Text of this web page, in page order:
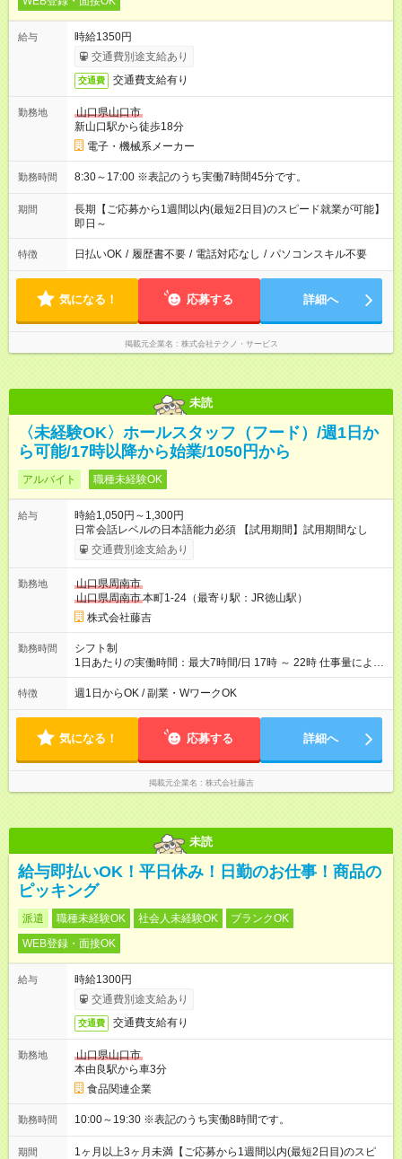
給与
時給1350円
交通費別途支給あり
交通費 交通費支給有り
勤務地
山口県山口市
新山口駅から徒歩18分
電子・機械系メーカー
勤務時間 8:30～17:00 ※表記のうち実働7時間45分です。
期間
長期【ご応募から1週間以内(最短2日目)のスピード就業が可能】
即日～
特徴 日払いOK / 履歴書不要 / 電話対応なし / パソコンスキル不要
気になる！ 応募する 詳細へ
掲載元企業名 株式会社テクノ・サービス
未読
〈未経験OK〉ホールスタッフ（フード）/週1日か
ら可能/17時以降から始業/1050円から
アルバイト 職種未経験OK
給与
時給1,050円～1,300円
日常会話レベルの日本語能力必須 【試用期間】試用期間なし
交通費別途支給あり
勤務地
山口県周南市
山口県周南市本町1-24（最寄り駅：JR徳山駅）
株式会社藤吉
勤務時間
シフト制
1日あたりの実働時間：最大7時間/日 17時 ～ 22時 仕事量により
若干変動あり。通勤電車時間の希望も考慮いたします。
特徴 週1日からOK / 副業・WワークOK
気になる！ 応募する 詳細へ
掲載元企業名 株式会社藤吉
未読
給与即払いOK！平日休み！日勤のお仕事！商品の
ピッキング
派遣 職種未経験OK 社会人未経験OK
ブランクOK
WEB登録・面接OK
給与
時給1300円
交通費別途支給あり
交通費 交通費支給有り
勤務地
山口県山口市
本由良駅から車3分
食品関連企業
勤務時間 10:00～19:30 ※表記のうち実働8時間です。
期間
1ヶ月以上3ヶ月未満【ご応募から1週間以内(最短2日目)のスピ